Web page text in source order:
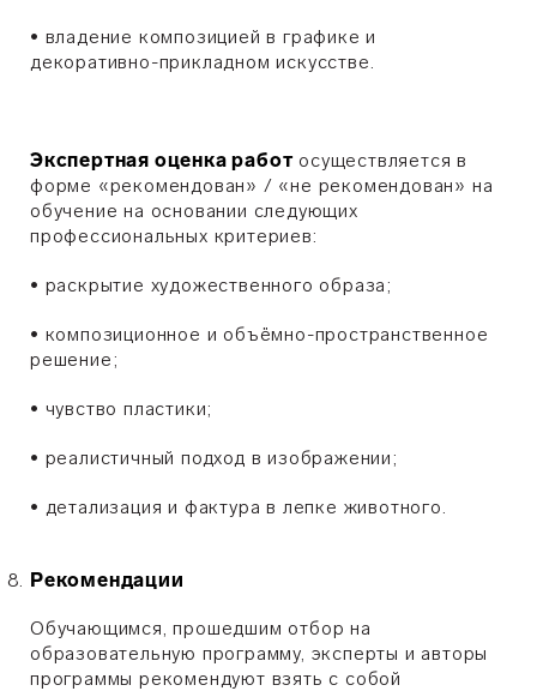
• владение композицией в графике и
декоративно-прикладном искусстве.
Экспертная оценка работосуществляется в
форме «рекомендован» / «не рекомендован» на
обучение на основании следующих
профессиональных критериев:
• раскрытие художественного образа;
• композиционное и объёмно-пространственное
решение;
• чувство пластики;
• реалистичный подход в изображении;
• детализация и фактура в лепке животного.
Рекомендации
Обучающимся, прошедшим отбор на
образовательную программу, эксперты и авторы
программы рекомендуют взять с собой